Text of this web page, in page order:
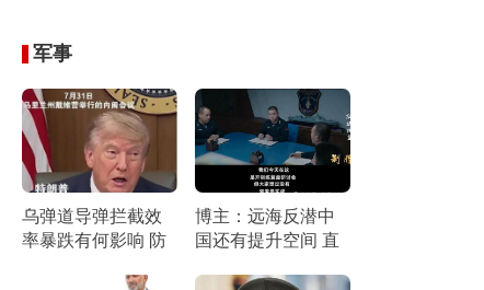
军事
乌弹道导弹拦截效
率暴跌有何影响 防
博主：远海反潜中
国还有提升空间 直